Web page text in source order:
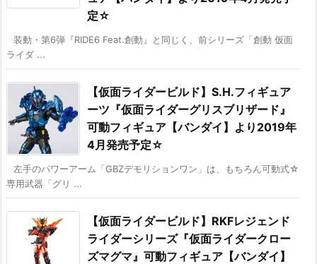
定☆
装動・第6弾『RIDE6 Feat.創動』と同じく、前シリーズ「創動 仮面
ライダ ...
【仮面ライダービルド】S.H.フィギュア
ーツ『仮面ライダーグリスブリザード』
可動フィギュア【バンダイ】より2019年
4月発売予定☆
左手のパワーアーム「GBZデモリションワン」は、もちろん可動式☆
専用武器「グリ ...
【仮面ライダービルド】RKFレジェンド
ライダーシリーズ『仮面ライダークロー
ズマグマ』可動フィギュア【バンダイ】